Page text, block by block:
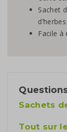
Sachet
d’herbes
Facile à
Sachets
Tout sur